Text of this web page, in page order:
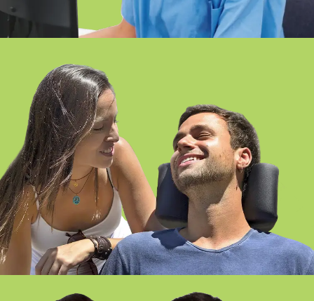
FP EN ATENCIÓN A PERSONAS EN
SITUACIÓN DE DEPENDENCIA
ONLINE SEVILLA